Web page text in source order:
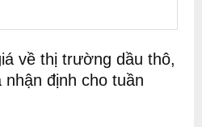
về thị trường dầu thô,
định cho tuần